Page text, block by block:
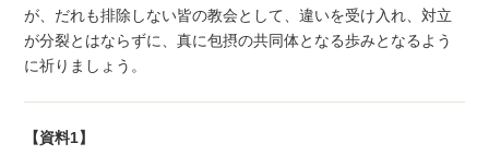
が、だれも排除しない皆の教会として、違いを受け入れ、対立
が分裂とはならずに、真に包摂の共同体となる歩みとなるよう
に祈りましょう。
【資料1】